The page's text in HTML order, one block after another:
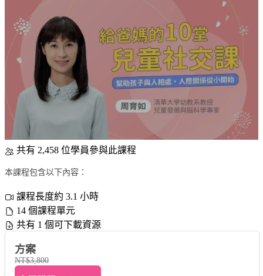
共有 2,458 位學員參與此課程
本課程包含以下內容：
課程長度約 3.1 小時
14 個課程單元
共有 1 個可下載資源
方案
NT$3,800